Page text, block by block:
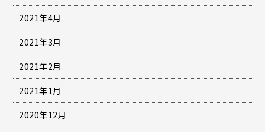
2021年4月
2021年3月
2021年2月
2021年1月
2020年12月